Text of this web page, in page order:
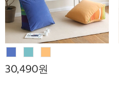
30,490원